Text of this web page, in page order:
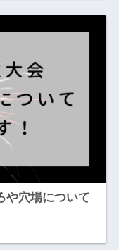
穴場について